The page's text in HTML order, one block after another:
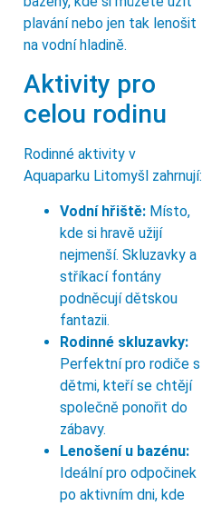
plavání nebo jen tak lenošit
na vodní hladině.
Aktivity pro
celou rodinu
Rodinné aktivity v
Aquaparku Litomyšl zahrnují:
Vodní hřiště: Místo,
kde si hravě užijí
nejmenší. Skluzavky a
stříkací fontány
podněcují dětskou
fantazii.
Rodinné skluzavky:
Perfektní pro rodiče s
dětmi, kteří se chtějí
společně ponořit do
zábavy.
Lenošení u bazénu:
Ideální pro odpočinek
po aktivním dni, kde